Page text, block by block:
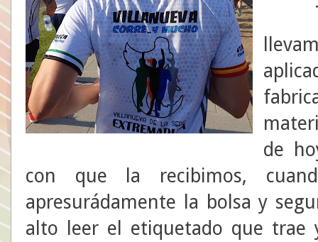
de
con que la recibimos,
apresurádamente la bolsa y
alto leer el etiquetado que trae